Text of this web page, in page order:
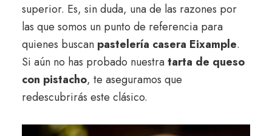
superior. Es, sin duda, una de las razones por
las que somos un punto de referencia para
quienes buscan pastelería casera Eixample.
Si aún no has probado nuestratarta de queso
con pistacho, te aseguramos que
redescubrirás este clásico.